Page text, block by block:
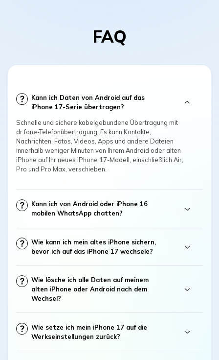
FAQ
Kann ich Daten von Android auf das
iPhone 17-Serie übertragen?
Schnelle und sichere kabelgebundene Übertragung mit
dr.fone-Telefonübertragung. Es kann Kontakte,
Nachrichten, Fotos, Videos, Apps und andere Dateien
innerhalb weniger Minuten von Ihrem Android oder alten
iPhone auf Ihr neues iPhone 17-Modell, einschließlich Air,
Pro und Pro Max, verschieben.
Kann ich von Android oder iPhone 16
mobilen WhatsApp chatten?
Wie kann ich mein altes iPhone sichern,
bevor ich auf das iPhone 17 wechsele?
Wie lösche ich alle Daten auf meinem
alten iPhone oder Android nach dem
Wechsel?
Wie setze ich mein iPhone 17 auf die
Werkseinstellungen zurück?